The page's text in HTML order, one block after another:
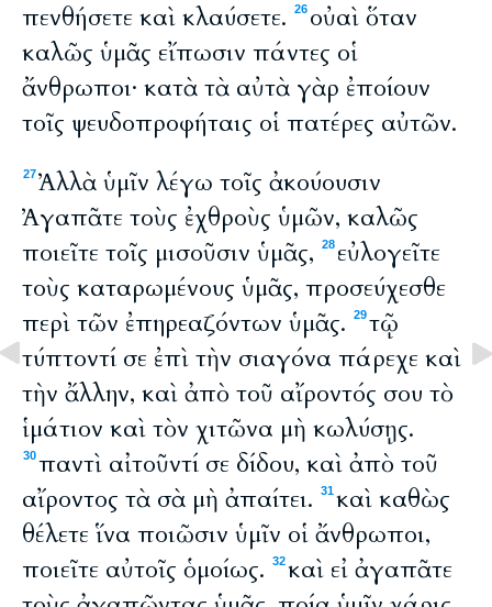
πενθήσετε καὶ κλαύσετε.
26 οὐαὶ ὅταν
καλῶς ὑμᾶς εἴπωσιν πάντες οἱ
ἄνθρωποι· κατὰ τὰ αὐτὰ γὰρ ἐποίουν
τοῖς ψευδοπροφήταις οἱ πατέρες αὐτῶν.
27Ἀλλὰ ὑμῖν λέγω τοῖς ἀκούουσιν
Ἀγαπᾶτε τοὺς ἐχθροὺς ὑμῶν, καλῶς
ποιεῖτε τοῖς μισοῦσιν ὑμᾶς,
28 εὐλογεῖτε
τοὺς καταρωμένους ὑμᾶς, προσεύχεσθε
περὶ τῶν ἐπηρεαζόντων ὑμᾶς.
29τῷ
τύπτοντί σε ἐπὶ τὴν σιαγόνα πάρεχε καὶ
τὴν ἄλλην, καὶ ἀπὸ τοῦ αἴροντός σου τὸ
ἱμάτιον καὶ τὸν χιτῶνα μὴ κωλύσῃς.
30παντὶ αἰτοῦντί σε δίδου, καὶ ἀπὸ τοῦ
αἴροντος τὰ σὰ μὴ ἀπαίτει.
31καὶ καθὼς
θέλετε ἵνα ποιῶσιν ὑμῖν οἱ ἄνθρωποι,
ποιεῖτε αὐτοῖς ὁμοίως.
32καὶ εἰ ἀγαπᾶτε